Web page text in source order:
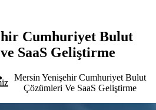
Cumhuriyet Bulut
SaaS Geliştirme
Mersin Yenişehir Cumhuriyet Bulut
Çözümleri Ve SaaS Geliştirme